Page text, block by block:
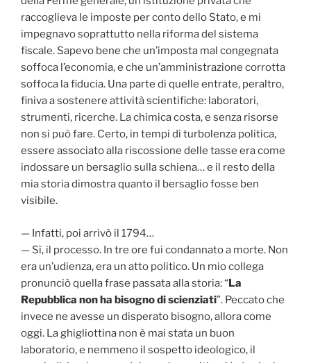
raccoglieva le imposte per conto dello Stato, e mi
impegnavo soprattutto nella riforma del sistema
fiscale. Sapevo bene che un’imposta mal congegnata
soffoca l’economia, e che un’amministrazione corrotta
soffoca la fiducia. Una parte di quelle entrate, peraltro,
finiva a sostenere attività scientifiche: laboratori,
strumenti, ricerche. La chimica costa, e senza risorse
non si può fare. Certo, in tempi di turbolenza politica,
essere associato alla riscossione delle tasse era come
indossare un bersaglio sulla schiena… e il resto della
mia storia dimostra quanto il bersaglio fosse ben
visibile.
— Infatti, poi arrivò il 1794…
— Sì, il processo. In tre ore fui condannato a morte. Non
era un’udienza, era un atto politico. Un mio collega
pronunciò quella frase passata alla storia: “La
Repubblica non ha bisogno di scienziati”. Peccato che
invece ne avesse un disperato bisogno, allora come
oggi. La ghigliottina non è mai stata un buon
laboratorio, e nemmeno il sospetto ideologico, il